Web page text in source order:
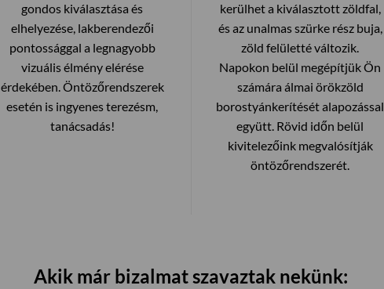
gondos kiválasztása és
elhelyezése, lakberendezői
pontossággal a legnagyobb
vizuális élmény elérése
érdekében. Öntözőrendszerek
esetén is ingyenes terezésm,
tanácsadás!
kerülhet a kiválasztott zöldfal,
és az unalmas szürke rész buja,
zöld felületté változik.
Napokon belül megépítjük Ön
számára álmai örökzöld
borostyánkerítését alapozással
együtt. Rövid időn belül
kivitelezőink megvalósítják
öntözőrendszerét.
Akik már bizalmat szavaztak nekünk: